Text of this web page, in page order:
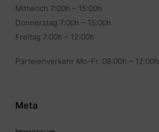
Mittwoch 7:00h – 15:00h
Donnerstag 7:00h – 15:00h
Freitag 7:00h – 12:00h
Parteienverkehr Mo-Fr. 08:00h – 12:00h
Meta